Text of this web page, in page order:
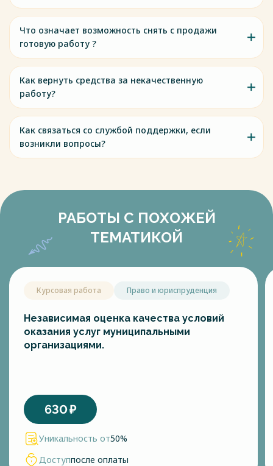
Что означает возможность снять с продажи
готовую работу ?
Как вернуть средства за некачественную
работу?
Как связаться со службой поддержки, если
возникли вопросы?
РАБОТЫ С ПОХОЖЕЙ
ТЕМАТИКОЙ
Курсовая работа Право и юриспруденция
Независимая оценка качества условий
оказания услуг муниципальными
организациями.
630₽
Уникальность от50%
Доступпосле оплаты